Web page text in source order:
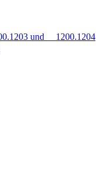
und 1200.1204